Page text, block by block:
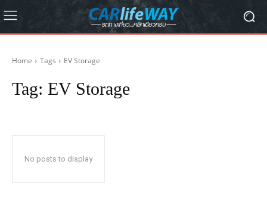
Home Tags EV Storage
Tag: EV Storage
No posts to display